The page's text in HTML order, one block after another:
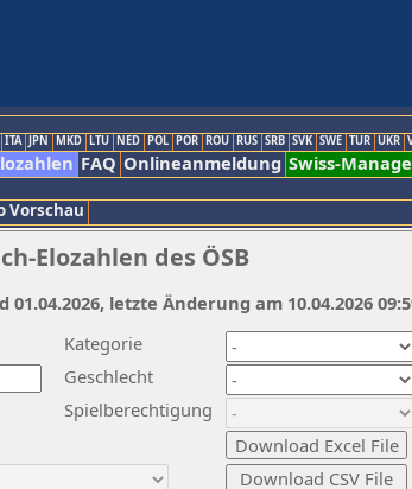
ITA JPN MKD LTU NED POL POR ROU RUS SRB SVK SWE TUR UKR
FAQ Onlineanmeldung Swiss-
Vorschau
Elozahlen des ÖSB
Kategorie
Geschlecht
Spielberechtigung
01.04.2026, letzte Änderung am 10.04.2026